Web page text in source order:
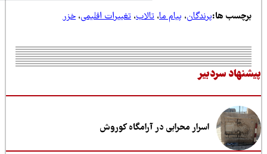
ها:پرندگان،پیام ما،تالاب ،تغییرات اقلیمی،خزر
سردبیر
اسرار محرابی در آرامگاه کوروش